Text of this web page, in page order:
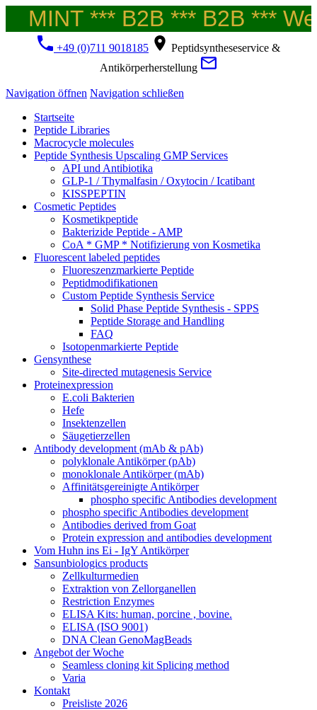
MINT *** B2B *** B2B ***
+49 (0)711 9018185
Peptidsyntheseservice &
Antikörperherstellung
Navigation öffnen Navigation schließen
Startseite
Peptide Libraries
Macrocycle molecules
Peptide Synthesis Upscaling GMP Services
API und Antibiotika
GLP-1 / Thymalfasin / Oxytocin / Icatibant
KISSPEPTIN
Cosmetic Peptides
Kosmetikpeptide
Bakterizide Peptide - AMP
CoA * GMP * Notifizierung von Kosmetika
Fluorescent labeled peptides
Fluoreszenzmarkierte Peptide
Peptidmodifikationen
Custom Peptide Synthesis Service
Solid Phase Peptide Synthesis - SPPS
Peptide Storage and Handling
FAQ
Isotopenmarkierte Peptide
Gensynthese
Site-directed mutagenesis Service
Proteinexpression
E.coli Bakterien
Hefe
Insektenzellen
Säugetierzellen
Antibody development (mAb & pAb)
polyklonale Antikörper (pAb)
monoklonale Antikörper (mAb)
Affinitätsgereinigte Antikörper
phospho specific Antibodies development
phospho specific Antibodies development
Antibodies derived from Goat
Protein expression and antibodies development
Vom Huhn ins Ei - IgY Antikörper
Sansunbiologics products
Zellkulturmedien
Extraktion von Zellorganellen
Restriction Enzymes
ELISA Kits: human, porcine , bovine.
ELISA (ISO 9001)
DNA Clean GenoMagBeads
Angebot der Woche
Seamless cloning kit Splicing method
Varia
Kontakt
Preisliste 2026